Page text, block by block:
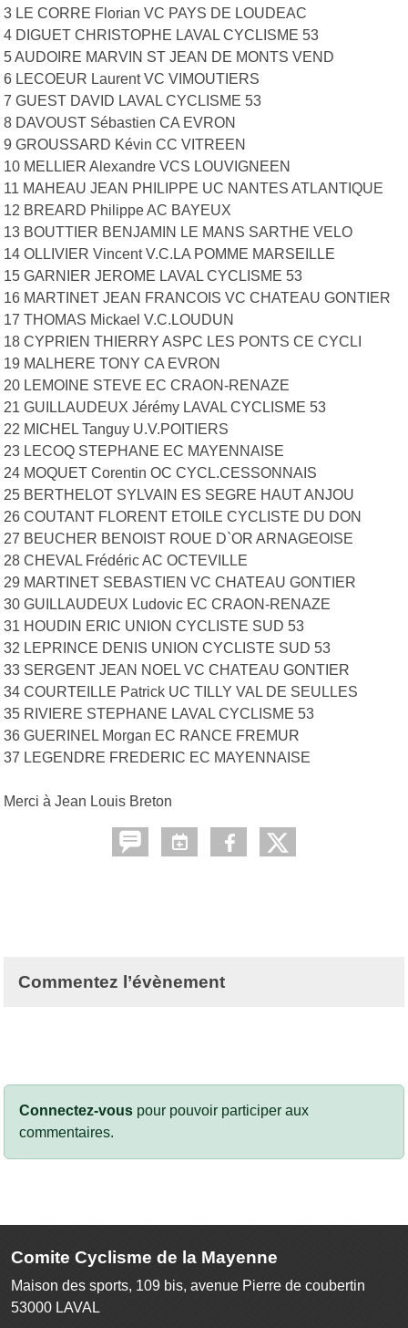
3 LE CORRE Florian VC PAYS DE LOUDEAC
4 DIGUET CHRISTOPHE LAVAL CYCLISME 53
5 AUDOIRE MARVIN ST JEAN DE MONTS VEND
6 LECOEUR Laurent VC VIMOUTIERS
7 GUEST DAVID LAVAL CYCLISME 53
8 DAVOUST Sébastien CA EVRON
9 GROUSSARD Kévin CC VITREEN
10 MELLIER Alexandre VCS LOUVIGNEEN
11 MAHEAU JEAN PHILIPPE UC NANTES ATLANTIQUE
12 BREARD Philippe AC BAYEUX
13 BOUTTIER BENJAMIN LE MANS SARTHE VELO
14 OLLIVIER Vincent V.C.LA POMME MARSEILLE
15 GARNIER JEROME LAVAL CYCLISME 53
16 MARTINET JEAN FRANCOIS VC CHATEAU GONTIER
17 THOMAS Mickael V.C.LOUDUN
18 CYPRIEN THIERRY ASPC LES PONTS CE CYCLI
19 MALHERE TONY CA EVRON
20 LEMOINE STEVE EC CRAON-RENAZE
21 GUILLAUDEUX Jérémy LAVAL CYCLISME 53
22 MICHEL Tanguy U.V.POITIERS
23 LECOQ STEPHANE EC MAYENNAISE
24 MOQUET Corentin OC CYCL.CESSONNAIS
25 BERTHELOT SYLVAIN ES SEGRE HAUT ANJOU
26 COUTANT FLORENT ETOILE CYCLISTE DU DON
27 BEUCHER BENOIST ROUE D`OR ARNAGEOISE
28 CHEVAL Frédéric AC OCTEVILLE
29 MARTINET SEBASTIEN VC CHATEAU GONTIER
30 GUILLAUDEUX Ludovic EC CRAON-RENAZE
31 HOUDIN ERIC UNION CYCLISTE SUD 53
32 LEPRINCE DENIS UNION CYCLISTE SUD 53
33 SERGENT JEAN NOEL VC CHATEAU GONTIER
34 COURTEILLE Patrick UC TILLY VAL DE SEULLES
35 RIVIERE STEPHANE LAVAL CYCLISME 53
36 GUERINEL Morgan EC RANCE FREMUR
37 LEGENDRE FREDERIC EC MAYENNAISE
Merci à Jean Louis Breton
Commentez l’évènement
Connectez-vous pour pouvoir participer aux
commentaires.
Comite Cyclisme de la Mayenne
Maison des sports, 109 bis, avenue Pierre de coubertin
53000 LAVAL